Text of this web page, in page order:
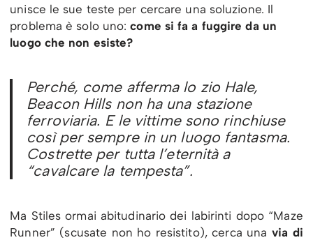
unisce le sue teste per cercare una soluzione. Il
problema è solo uno:come si fa a fuggire da un
luogo che non esiste?
Perché, come afferma lo zio Hale,
Beacon Hills non ha una stazione
ferroviaria. E le vittime sono rinchiuse
così per sempre in un luogo fantasma.
Costrette per tutta l’eternità a
“cavalcare la tempesta”.
Ma Stiles ormai abitudinario dei labirinti dopo “Maze
Runner” (scusate non ho resistito), cerca una via di